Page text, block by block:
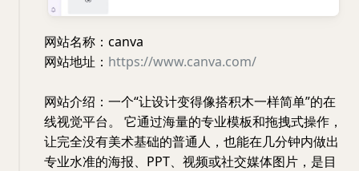
网站名称：canva
网站地址： https://www.canva.com/
网站介绍：一个“让设计变得像搭积木一样简单”的在
线视觉平台。 它通过海量的专业模板和拖拽式操作，
让完全没有美术基础的普通人，也能在几分钟内做出
专业水准的海报、PPT、视频或社交媒体图片，是目